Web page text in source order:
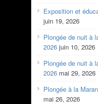
Exposition et
juin 19, 2026
Plongée de nuit à
2026 juin 10, 2026
Plongée de nuit à
2026 mai 29, 2026
Plongée à la
mai 26, 2026